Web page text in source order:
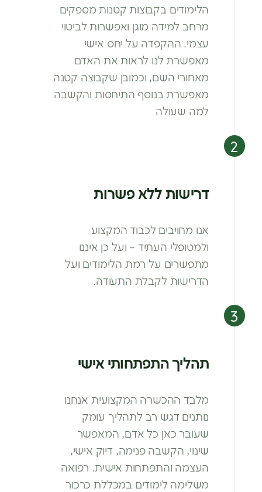
הלימודים בקבוצות קטנות מספקים
מרחב למידה מוגן ואפשרות לביטוי
עצמי. ההקפדה על יחס אישי
מאפשרת לנו לראות את האדם
מאחורי השם, וכמובן שקבוצה קטנה
מאפשרתבנוסף התיחסות והקשבה
למה שעולה
דרישות ללא פשרות
אנו מחויבים לכבוד המקצוע
ולמטופלי העתיד – ועל כן איננו
מתפשרים על רמת הלימודים ועל
הדרישות לקבלת התעודה.
תהליך התפתחותי אישי
מלבד ההכשרה המקצועית אנחנו
נותנים דגש רב לתהליך עומק
שעובר כאן כל אדם, המאפשר
שינוי, הקשבה פנימה, דיוק אישי,
העצמה והתפתחות אישית. רפואה
משלימה לימודים במכללת כרכור